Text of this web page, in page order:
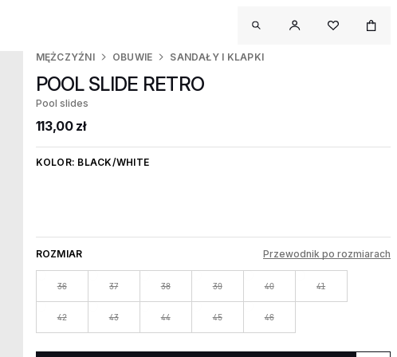
MĘŻCZYŹNI OBUWIE SANDAŁY I KLAPKI
POOL SLIDE RETRO
Pool slides
113,00 zł
KOLOR: BLACK/WHITE
ROZMIAR Przewodnik po rozmiarach
36 37 38 39 40 41
42 43 44 45 46